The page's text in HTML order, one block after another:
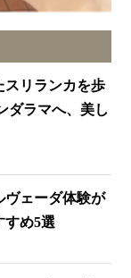
スリランカを歩
ダラマへ、美し
ヴェーダ体験が
すめ5選